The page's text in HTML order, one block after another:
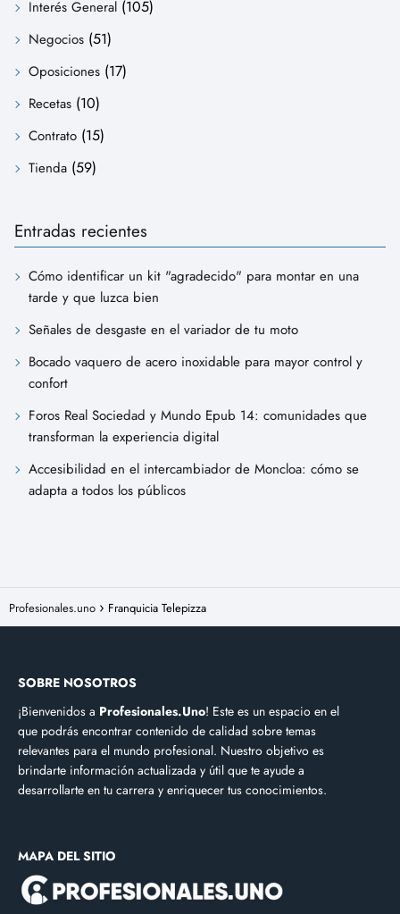
Interés General (105)
Negocios (51)
Oposiciones (17)
Recetas (10)
Contrato (15)
Tienda (59)
Entradas recientes
Cómo identificar un kit "agradecido" para montar en una
tarde y que luzca bien
Señales de desgaste en el variador de tu moto
Bocado vaquero de acero inoxidable para mayor control y
confort
Foros Real Sociedad y Mundo Epub 14: comunidades que
transforman la experiencia digital
Accesibilidad en el intercambiador de Moncloa: cómo se
adapta a todos los públicos
Profesionales.uno Franquicia Telepizza
SOBRE NOSOTROS
¡Bienvenidos a Profesionales.Uno! Este es un espacio en el
que podrás encontrar contenido de calidad sobre temas
relevantes para el mundo profesional. Nuestro objetivo es
brindarte información actualizada y útil que te ayude a
desarrollarte en tu carrera y enriquecer tus conocimientos.
MAPA DEL SITIO